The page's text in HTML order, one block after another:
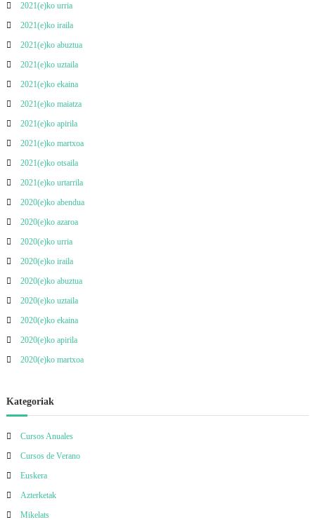
2021(e)ko urria
2021(e)ko iraila
2021(e)ko abuztua
2021(e)ko uztaila
2021(e)ko ekaina
2021(e)ko maiatza
2021(e)ko apirila
2021(e)ko martxoa
2021(e)ko otsaila
2021(e)ko urtarrila
2020(e)ko abendua
2020(e)ko azaroa
2020(e)ko urria
2020(e)ko iraila
2020(e)ko abuztua
2020(e)ko uztaila
2020(e)ko ekaina
2020(e)ko apirila
2020(e)ko martxoa
Kategoriak
Cursos Anuales
Cursos de Verano
Euskera
Azterketak
Mikelats